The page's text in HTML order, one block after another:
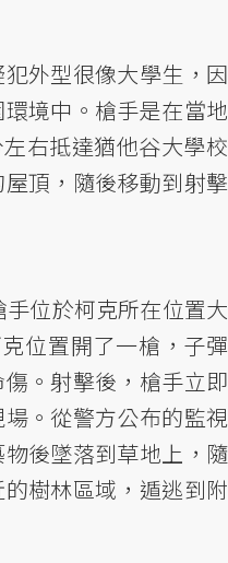
外型很像大學生，因
境中。槍手是在當地
右抵達猶他谷大學校
頂，隨後移動到射擊
位於柯克所在位置大
位置開了一槍，子彈
。射擊後，槍手立即
。從警方公布的監視
後墜落到草地上，隨
樹林區域，遁逃到附